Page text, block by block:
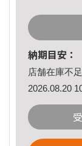
納期目安：
店舗在庫不
2026.08.20